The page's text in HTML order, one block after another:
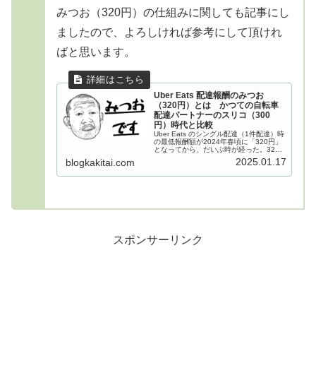
みつお（320円）の仕組みに関しても記事にし
ましたので、よろしければ参考にして頂けれ
ばと思います。
Uber Eats 配達報酬のみつお
（320円）とは かつての自転車
配達パートナーのスリコ（300
円）時代と比較
Uber Eats のシングル配達（1件配達）時
の最低報酬額が2024年春頃に「320円」
となってから、だいぶ時が経った。320
円（みつお）のオファー画面「320円」
の各数字に文字を当てはめて「みつお」
blogkakitai.com 2025.01.17
スポンサーリンク